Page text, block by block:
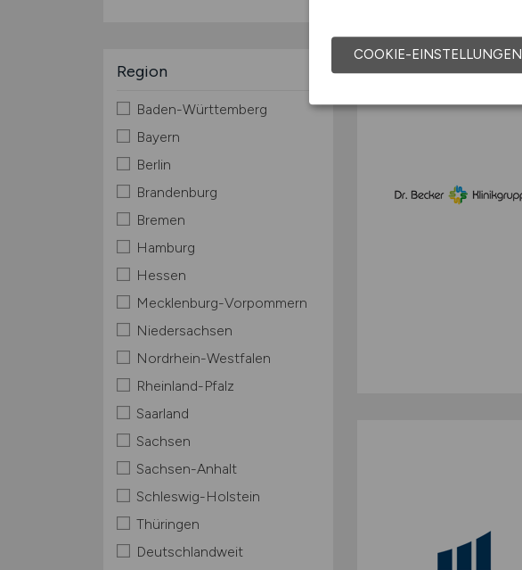
Region
Baden-Württemberg
Bayern
Berlin
Brandenburg
Bremen
Hamburg
Hessen
Mecklenburg-Vorpommern
Niedersachsen
Nordrhein-Westfalen
Rheinland-Pfalz
Saarland
Sachsen
Sachsen-Anhalt
Schleswig-Holstein
Thüringen
Deutschlandweit
COOKIE-EINSTELLUNGEN